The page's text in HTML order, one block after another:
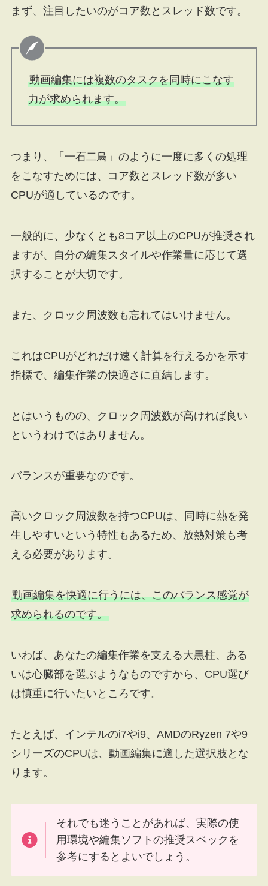
まず、注目したいのがコア数とスレッド数です。
動画編集には複数のタスクを同時にこなす
力が求められます。
つまり、「一石二鳥」のように一度に多くの処理
をこなすためには、コア数とスレッド数が多い
CPUが適しているのです。
一般的に、少なくとも8コア以上のCPUが推奨され
ますが、自分の編集スタイルや作業量に応じて選
択することが大切です。
また、クロック周波数も忘れてはいけません。
これはCPUがどれだけ速く計算を行えるかを示す
指標で、編集作業の快適さに直結します。
とはいうものの、クロック周波数が高ければ良い
というわけではありません。
バランスが重要なのです。
高いクロック周波数を持つCPUは、同時に熱を発
生しやすいという特性もあるため、放熱対策も考
える必要があります。
動画編集を快適に行うには、このバランス感覚が
求められるのです。
いわば、あなたの編集作業を支える大黒柱、ある
いは心臓部を選ぶようなものですから、CPU選び
は慎重に行いたいところです。
たとえば、インテルのi7やi9、AMDのRyzen 7や9
シリーズのCPUは、動画編集に適した選択肢とな
ります。
それでも迷うことがあれば、実際の使
用環境や編集ソフトの推奨スペックを
参考にするとよいでしょう。